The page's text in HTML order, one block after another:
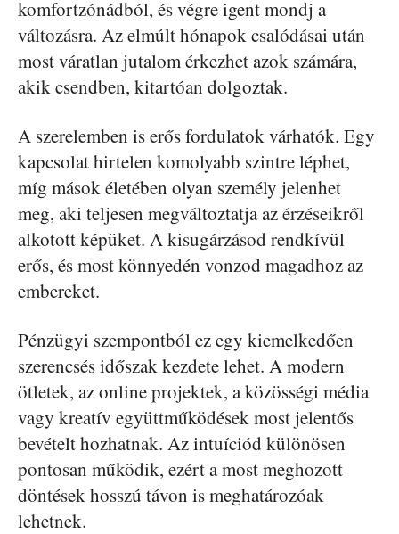
komfortzónádból, és végre igent mondj a
változásra. Az elmúlt hónapok csalódásai után
most váratlan jutalom érkezhet azok számára,
akik csendben, kitartóan dolgoztak.
A szerelemben is erős fordulatok várhatók. Egy
kapcsolat hirtelen komolyabb szintre léphet,
míg mások életében olyan személy jelenhet
meg, aki teljesen megváltoztatja az érzéseikről
alkotott képüket. A kisugárzásod rendkívül
erős, és most könnyedén vonzod magadhoz az
embereket.
Pénzügyi szempontból ez egy kiemelkedően
szerencsés időszak kezdete lehet. A modern
ötletek, az online projektek, a közösségi média
vagy kreatív együttműködések most jelentős
bevételt hozhatnak. Az intuíciód különösen
pontosan működik, ezért a most meghozott
döntések hosszú távon is meghatározóak
lehetnek.